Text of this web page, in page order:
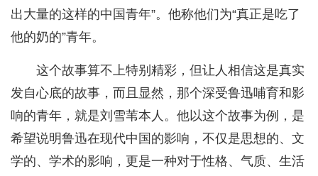
出大量的这样的中国青年”。他称他们为“真正是吃了
他的奶的”青年。
这个故事算不上特别精彩，但让人相信这是真实
发自心底的故事，而且显然，那个深受鲁迅哺育和影
响的青年，就是刘雪苇本人。他以这个故事为例，是
希望说明鲁迅在现代中国的影响，不仅是思想的、文
学的、学术的影响，更是一种对于性格、气质、生活